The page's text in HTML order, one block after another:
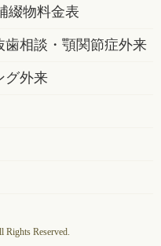
綴物料金表
歯相談・顎関節症外来
グ外来
Reserved.